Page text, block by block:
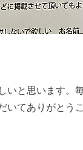
いと思います
いてありがと